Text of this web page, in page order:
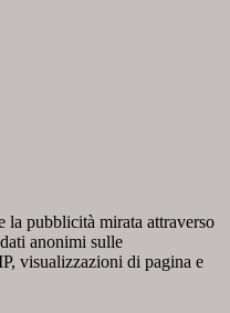
la pubblicità mirata attraverso
anonimi sulle
visualizzazioni di pagina e